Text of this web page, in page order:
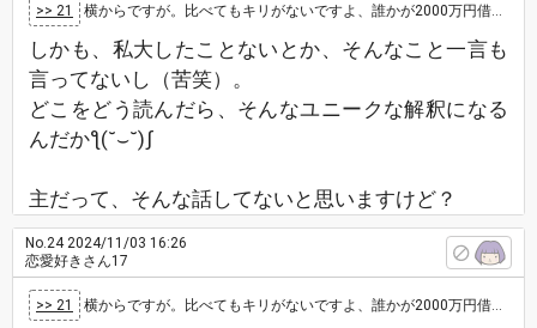
>> 21 横からですが。比べてもキリがないですよ、誰かが2000万円借金してるからって500万円なら大した事ないとかじゃないでしょう。
しかも、私大したことないとか、そんなこと一言も
言ってないし（苦笑）。
どこをどう読んだら、そんなユニークな解釈になる
んだかƪ(˘⌣˘)ʃ
主だって、そんな話してないと思いますけど？
No.242024/11/03 16:26
恋愛好きさん17
>> 21 横からですが。比べてもキリがないですよ、誰かが2000万円借金してるからって500万円なら大した事ないとかじゃないでしょう。